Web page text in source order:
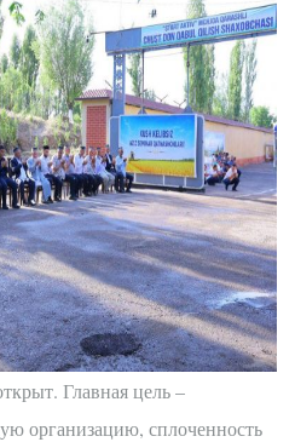
Главная цель –
организацию, сплоченность